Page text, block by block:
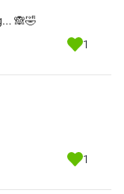
🙈🤣
1
1